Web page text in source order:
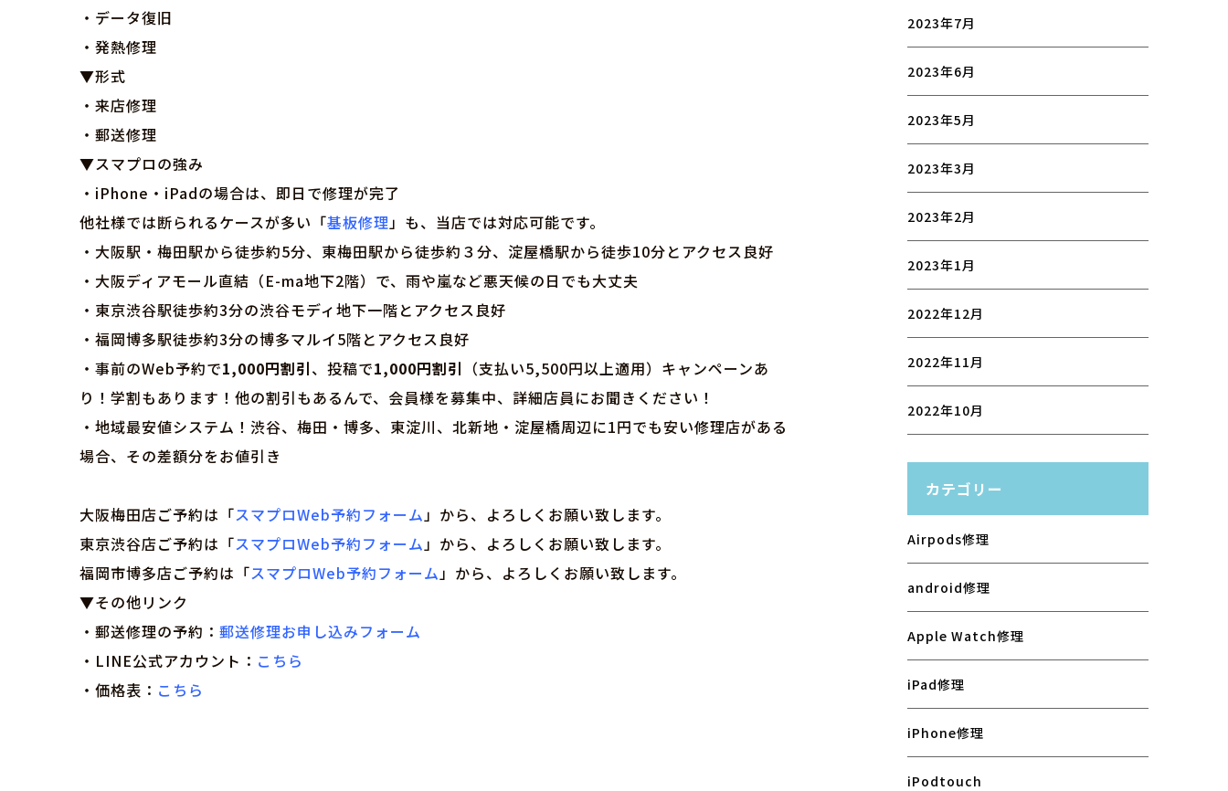
・データ復旧
・発熱修理
▼形式
・来店修理
・郵送修理
▼スマプロの強み
・iPhone・iPadの場合は、即日で修理が完了
他社様では断られるケースが多い「基板修理」も、当店では対応可能です。
・大阪駅・梅田駅から徒歩約5分、東梅田駅から徒歩約３分、淀屋橋駅から徒歩10分とアクセス良好
・大阪ディアモール直結（E-ma地下2階）で、雨や嵐など悪天候の日でも大丈夫
・東京渋谷駅徒歩約3分の渋谷モディ地下一階とアクセス良好
・福岡博多駅徒歩約3分の博多マルイ5階とアクセス良好
・事前のWeb予約で1,000円割引、投稿で1,000円割引 （支払い5,500円以上適用）キャンペーンあ
り！学割もあります！他の割引もあるんで、会員様を募集中、詳細店員にお聞きください！
・地域最安値システム！渋谷、梅田・博多、東淀川、北新地・淀屋橋周辺に1円でも安い修理店がある
場合、その差額分をお値引き
大阪梅田店ご予約は「スマプロWeb予約フォーム」から、よろしくお願い致します。
東京渋谷店ご予約は「スマプロWeb予約フォーム」から、よろしくお願い致します。
福岡市博多店ご予約は「スマプロWeb予約フォーム」から、よろしくお願い致します。
▼その他リンク
・郵送修理の予約： 郵送修理お申し込みフォーム
・LINE公式アカウント： こちら
・価格表： こちら
2023年7月
2023年6月
2023年5月
2023年3月
2023年2月
2023年1月
2022年12月
2022年11月
2022年10月
カテゴリー
Airpods修理
android修理
Apple Watch修理
iPad修理
iPhone修理
iPodtouch